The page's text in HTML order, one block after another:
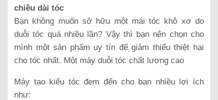
chiều dài tóc
Bạn không muốn sở hữu một mái tóc khô xơ do
duỗi tóc quá nhiều lần? Vậy thì bạn nên chọn cho
mình một sản phẩm uy tín để giảm thiểu thiệt hại
cho tóc nhất. Một máy duỗi tóc chất lượng cao
Máy tạo kiểu tóc đem đến cho bạn nhiều lợi ích
như: